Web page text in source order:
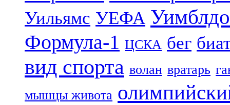
Уильямс УЕФА
Формула-1 ЦСКА бег
вид спорта волан вратарь
мышцы живота